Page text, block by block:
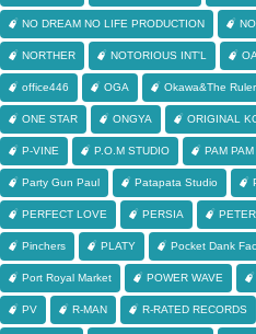
NO DREAM NO LIFE PRODUCTION
NORTHER NOTORIOUS INT'L
office446 OGA Okawa&The Ruler
ONE STAR ONGYA ORIGINAL
P-VINE P.O.M STUDIO PAM PAM
Party Gun Paul Patapata Studio
PERFECT LOVE PERSIA
Pinchers PLATY Pocket Dank
Port Royal Market POWER WAVE
PV R-MAN R-RATED RECORDS